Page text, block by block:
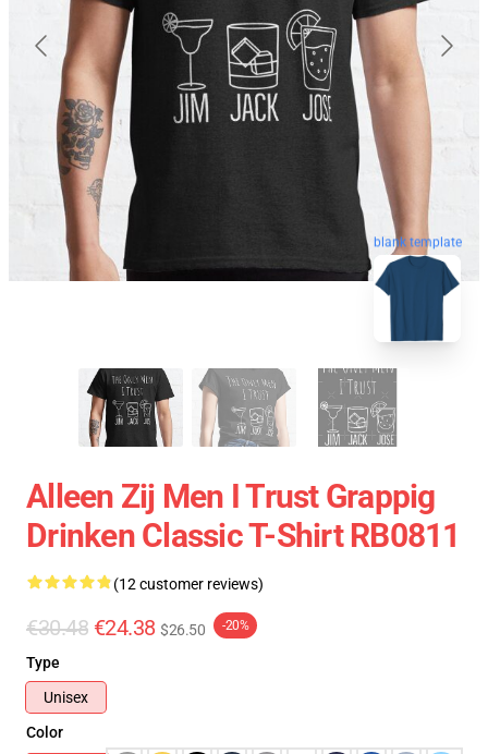
blank template
Alleen Zij Men I Trust Grappig
Drinken Classic T-Shirt RB0811
(12 customer reviews)
€30.48 €24.38 $26.50 -20%
Type
Unisex
Color